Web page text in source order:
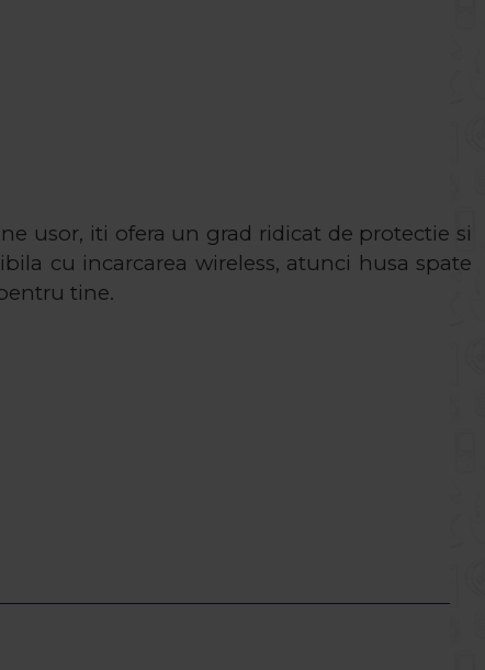
usor, iti ofera un grad ridicat de protectie si
cu incarcarea wireless, atunci husa spate
tine.